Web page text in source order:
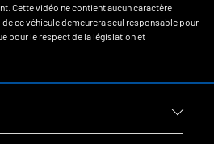
Cette vidéo ne contient aucun caractère
ce véhicule demeurera seul responsable pour
pour le respect de la législation et